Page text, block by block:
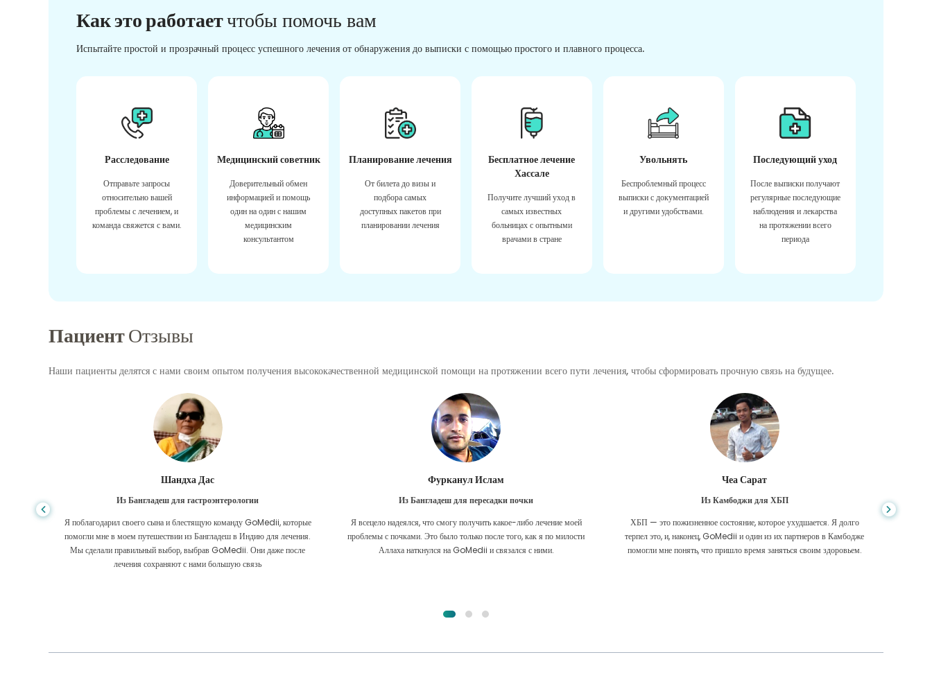
Как это работаетчтобы помочь вам
Испытайте простой и прозрачный процесс успешного лечения от обнаружения до выписки с помощью простого и плавного процесса.
Расследование
Отправьте запросы
относительно вашей
проблемы с лечением, и
команда свяжется с вами.
Медицинский советник
Доверительный обмен
информацией и помощь
один на один с нашим
медицинским
консультантом
Планирование лечения
От билета до визы и
подбора самых
доступных пакетов при
планировании лечения
Бесплатное лечение
Хассале
Получите лучший уход в
самых известных
больницах с опытными
врачами в стране
Увольнять
Беспроблемный процесс
выписки с документацией
и другими удобствами.
Последующий уход
После выписки получают
регулярные последующие
наблюдения и лекарства
на протяжении всего
периода
ПациентОтзывы
Наши пациенты делятся с нами своим опытом получения высококачественной медицинской помощи на протяжении всего пути лечения, чтобы сформировать прочную связь на будущее.
Шандха Дас
Из Бангладеш для гастроэнтерологии
Я поблагодарил своего сына и блестящую команду GoMedii, которые
помогли мне в моем путешествии из Бангладеш в Индию для лечения.
Мы сделали правильный выбор, выбрав GoMedii. Они даже после
лечения сохраняют с нами большую связь
Фурканул Ислам
Из Бангладеш для пересадки почки
Я всецело надеялся, что смогу получить какое-либо лечение моей
проблемы с почками. Это было только после того, как я по милости
Аллаха наткнулся на GoMedii и связался с ними.
Чеа Сарат
Из Камбоджи для ХБП
ХБП — это пожизненное состояние, которое ухудшается. Я долго
терпел это, и, наконец, GoMedii и один из их партнеров в Камбодже
помогли мне понять, что пришло время заняться своим здоровьем.